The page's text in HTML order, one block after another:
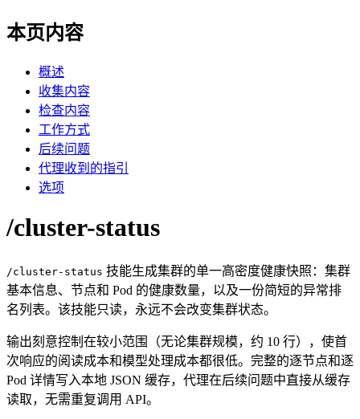
本页内容
概述
收集内容
检查内容
工作方式
后续问题
代理收到的指引
选项
/cluster-status
/cluster-status 技能生成集群的单一高密度健康快照：集群
基本信息、节点和 Pod 的健康数量，以及一份简短的异常排
名列表。该技能只读，永远不会改变集群状态。
输出刻意控制在较小范围（无论集群规模，约 10 行），使首
次响应的阅读成本和模型处理成本都很低。完整的逐节点和逐
Pod 详情写入本地 JSON 缓存，代理在后续问题中直接从缓存
读取，无需重复调用 API。